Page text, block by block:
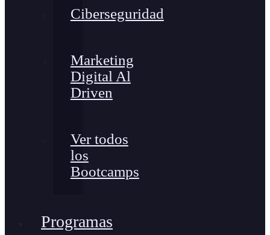
Ciberseguridad
Marketing
Digital Al
Driven
Ver todos
los
Bootcamps
Programas